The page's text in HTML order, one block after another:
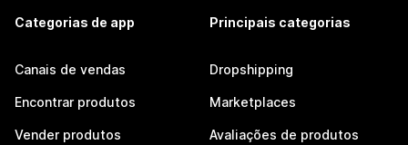
Categorias de app
Canais de vendas
Encontrar produtos
Vender produtos
Principais categorias
Dropshipping
Marketplaces
Avaliações de produtos